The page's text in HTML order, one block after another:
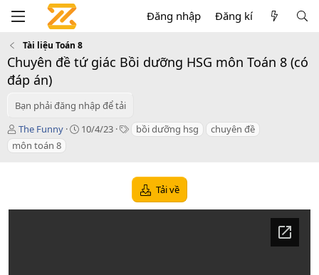
Đăng nhập Đăng kí
Tài liệu Toán 8
Chuyên đề tứ giác Bồi dưỡng HSG môn Toán 8 (có
đáp án)
Bạn phải đăng nhập để tải
T
á
c
The Funny
C10/4/23
T bồi dưỡng hsg
chuyên đề
môn toán 8
Tải về